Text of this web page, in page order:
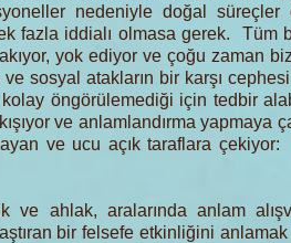
nedeniyle doğal
fazla iddialı olmasa gerek.
yok ediyor ve çoğu zaman
sosyal atakların bir karşı
öngörülemediği için tedbir
ve anlamlandırma yapmaya
ve ucu açık taraflara çekiyor:
ahlak, aralarında anlam
bir felsefe etkinliğini